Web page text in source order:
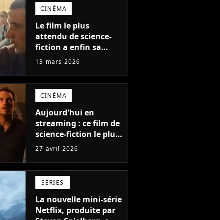
d'œuvre de Nolan
CINÉMA
Le film le plus
attendu de science-
fiction a enfin sa
bande-annonce !
vous retourner le
cerveau et les fans
sont en folie, "Ça a
l'air exceptionnel"
13 mars 2026
CINÉMA
Aujourd'hui en
streaming : ce film de
science-fiction le plus
cher de l'histoire, au
millions de dollars, a
relancé la saga initiée
par Steven Spielberg
27 avril 2026
SÉRIES
La nouvelle mini-série
Netflix, produite par